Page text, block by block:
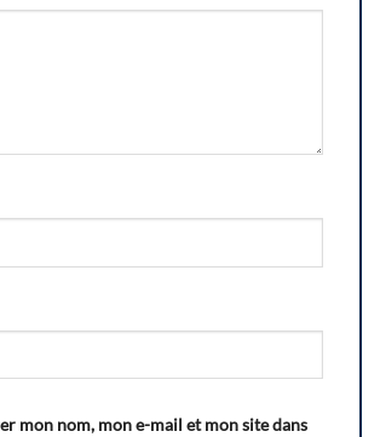
mon nom, mon e-mail et mon site dans